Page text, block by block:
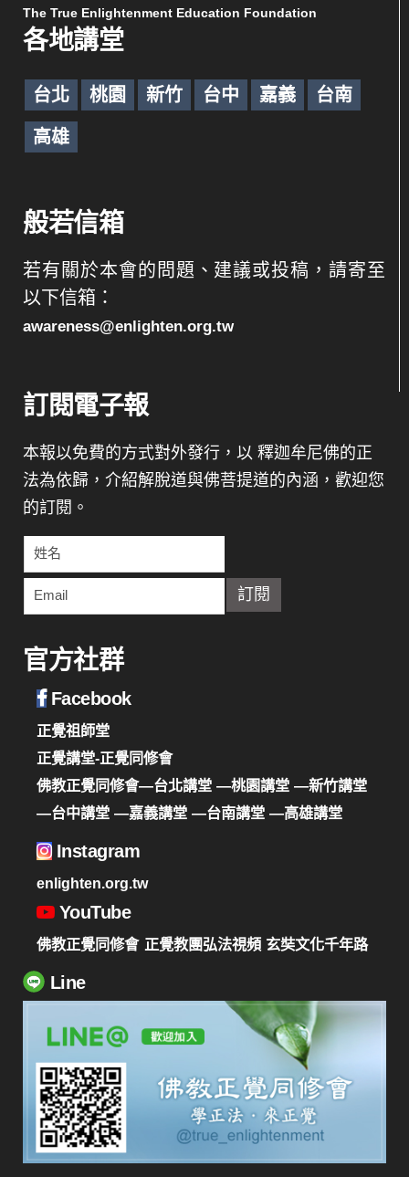
The True Enlightenment Education Foundation
各地講堂
台北 桃園 新竹 台中 嘉義 台南
高雄
般若信箱
若有關於本會的問題、建議或投稿，請寄至
以下信箱：
awareness@enlighten.org.tw
訂閱電子報
本報以免費的方式對外發行，以 釋迦牟尼佛的正
法為依歸，介紹解脫道與佛菩提道的內涵，歡迎您
的訂閱。
官方社群
Facebook
正覺祖師堂
正覺講堂-正覺同修會
佛教正覺同修會—台北講堂 —桃園講堂 —新竹講堂
—台中講堂 —嘉義講堂 —台南講堂 —高雄講堂
Instagram
enlighten.org.tw
YouTube
佛教正覺同修會 正覺教團弘法視頻 玄奘文化千年路
Line